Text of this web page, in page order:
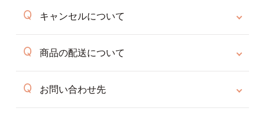
キャンセルについて
商品の配送について
お問い合わせ先